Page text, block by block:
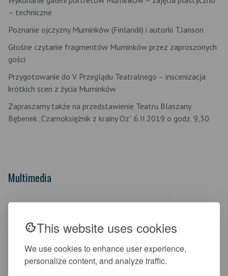
This website uses cookies
We use cookies to enhance user experience,
personalize content, and analyze traffic.
– techniczne
Poznanie ojczyzny Muminków (Finlandii) i autorki T.Janson
Głośne czytanie fragmentów Muminków przez zaproszonych
gości
Przygotowanie do V Przeglądu Teatralnego – inscenizacja
krótkich scen z życia Muminków
Zapraszamy także na przedstawienie Teatru Blaszany
Bębenek „Czarnoksiężnik z krainy Oz” 6.II.2019 o godz. 9,30
Multimedia